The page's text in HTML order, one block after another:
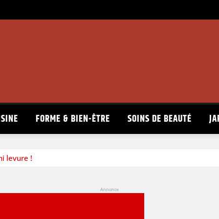
FORME & BIEN-ÊTRE SOINS DE BEAUTÉ
levure !
Annonce